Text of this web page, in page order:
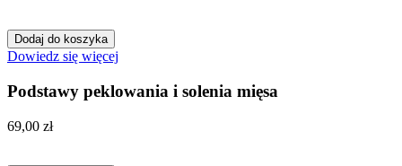
350,00 zł.
Dodaj do koszyka
Dowiedz się więcej
Podstawy peklowania i solenia mięsa
69,00 zł